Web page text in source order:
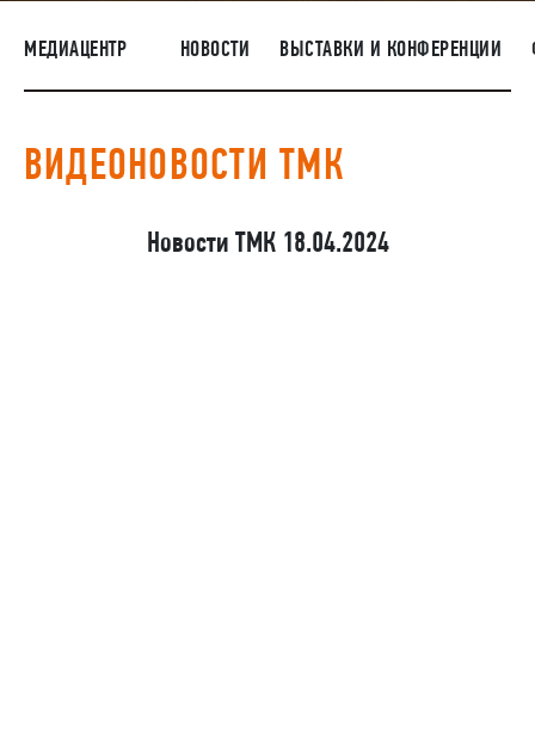
ПОСТАВЩИКАМ
R&D
КОРПОРАТИВНЫЙ УНИВЕРСИТЕТ TMK2U
МЕДИАЦЕНТР НОВОСТИ ВЫСТАВКИ И КОНФЕРЕНЦИИ
ВИДЕОНОВОСТИ ТМК
Новости ТМК 18.04.2024